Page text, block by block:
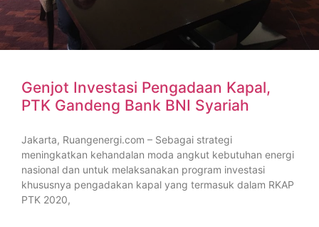
Genjot Investasi Pengadaan Kapal,
PTK Gandeng Bank BNI Syariah
Jakarta, Ruangenergi.com – Sebagai strategi
meningkatkan kehandalan moda angkut kebutuhan energi
nasional dan untuk melaksanakan program investasi
khususnya pengadakan kapal yang termasuk dalam RKAP
PTK 2020,